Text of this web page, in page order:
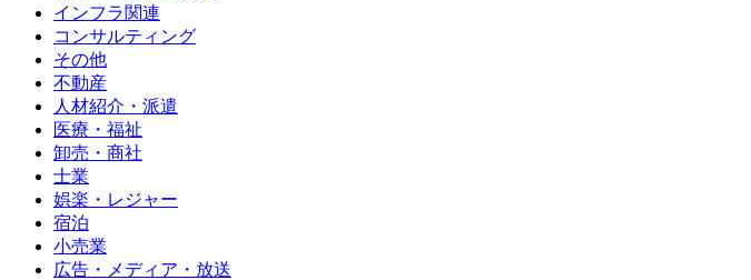
インフラ関連
コンサルティング
その他
不動産
人材紹介・派遣
医療・福祉
卸売・商社
士業
娯楽・レジャー
宿泊
小売業
広告・メディア・放送